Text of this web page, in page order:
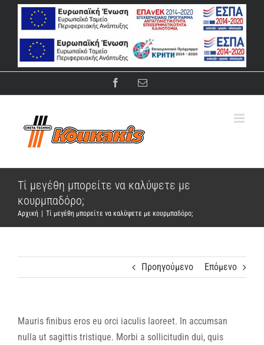
Μετάβαση
περιεχόμενο
FacebookEmail
Τί μεγέθη μπορείτε να καλύψετε με
κουρμπαδόρο;
Αρχική Τί μεγέθη μπορείτε να καλύψετε με κουρμπαδόρο;
Προηγούμενο Επόμενο
Mauris finibus eros eu orci iaculis laoreet. In accumsan
nulla ut sagittis tristique. Morbi a sollicitudin dui, quis